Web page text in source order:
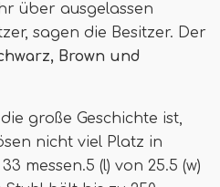
über ausgelassen
sagen die Besitzer. Der
Brown und
große Geschichte ist,
nicht viel Platz in
messen.5 (l) von 25.5 (w)